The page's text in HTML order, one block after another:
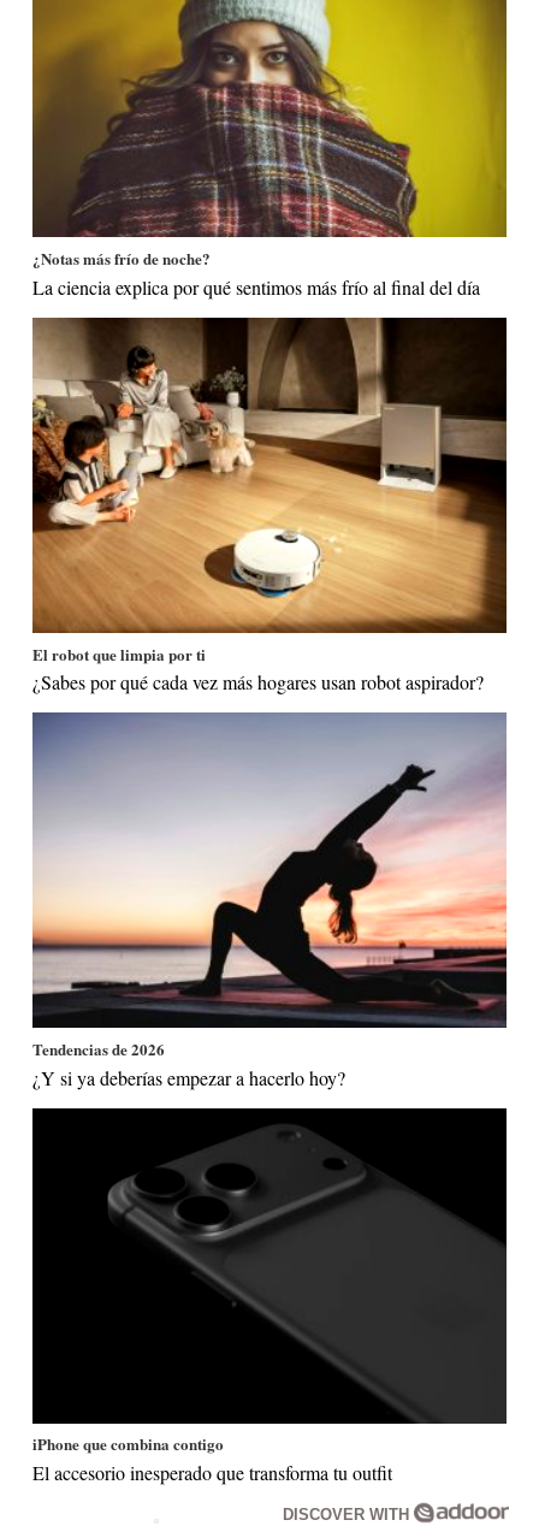
¿Notas más frío de noche?
La ciencia explica por qué sentimos más frío al final del día
El robot que limpia por ti
¿Sabes por qué cada vez más hogares usan robot aspirador?
Tendencias de 2026
¿Y si ya deberías empezar a hacerlo hoy?
iPhone que combina contigo
El accesorio inesperado que transforma tu outfit
DISCOVER WITH